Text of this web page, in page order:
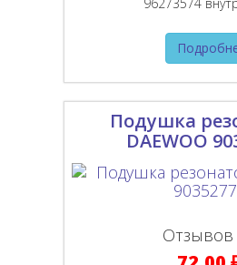
Подушка
DAEWOO
Отзывов